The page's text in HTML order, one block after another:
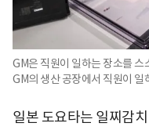
GM은 직원이 일하는 장소를
GM의 생산 공장에서 직원이 일
일본 도요타는 일찌감